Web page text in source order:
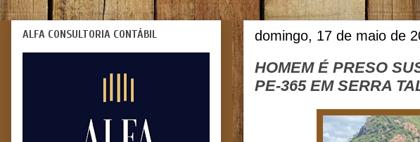
domingo, 17 de maio de
HOMEM É PRESO
PE-365 EM SERRA
ALFA CONSULTORIA CONTÁBIL